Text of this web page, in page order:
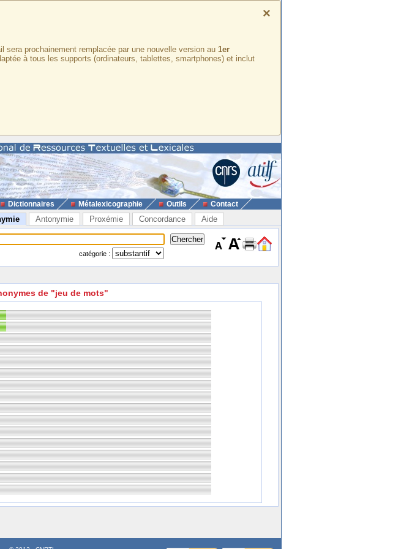
×
prochainement remplacée par une nouvelle version au 1er
à tous les supports (ordinateurs, tablettes, smartphones) et inclut
Dictionnaires Métalexicographie Outils Contact
Antonymie Proxémie Concordance Aide
catégorie :
de "jeu de mots"